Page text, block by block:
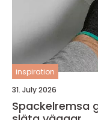
inspiration
31. July 2026
Spackelremsa grunden för hållbara och